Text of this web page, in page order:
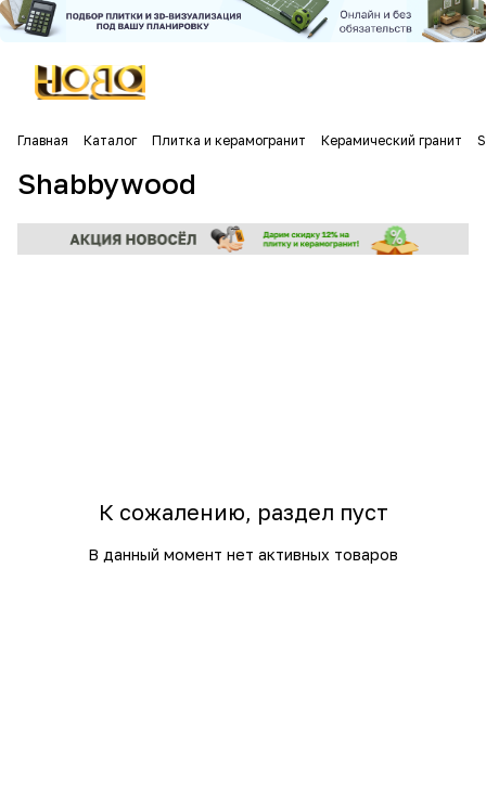
Главная Каталог Плитка и керамогранит Керамический гранит
Shabbywood
К сожалению, раздел пуст
В данный момент нет активных товаров